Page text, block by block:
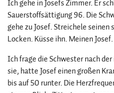
Ich gehe in Josefs Zimmer. Er
Sauerstoffsättigung 96. Die
gehe zu Josef. Streichele seinen
Locken. Küsse ihn. Meinen Josef.
Ich frage die Schwester nach
sie, hatte Josef einen großen
bis auf 50 runter. Die